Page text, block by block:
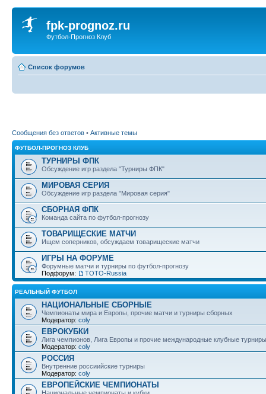
fpk-prognoz.ru
Футбол-Прогноз Клуб
Список форумов
Сообщения без ответов • Активные темы
ФУТБОЛ-ПРОГНОЗ КЛУБ
ТУРНИРЫ ФПК
Обсуждение игр раздела "Турниры ФПК"
МИРОВАЯ СЕРИЯ
Обсуждение игр раздела "Мировая серия"
СБОРНАЯ ФПК
Команда сайта по футбол-прогнозу
ТОВАРИЩЕСКИЕ МАТЧИ
Ищем соперников, обсуждаем товарищеские матчи
ИГРЫ НА ФОРУМЕ
Форумные матчи и турниры по футбол-прогнозу
Подфорум:
ТОТО-Russia
РЕАЛЬНЫЙ ФУТБОЛ
НАЦИОНАЛЬНЫЕ СБОРНЫЕ
Чемпионаты мира и Европы, прочие матчи и турниры сборных
Модератор: coly
ЕВРОКУБКИ
Лига чемпионов, Лига Европы и прочие международные клубные турниры
Модератор: coly
РОССИЯ
Внутренние россиийские турниры
Модератор: coly
ЕВРОПЕЙСКИЕ ЧЕМПИОНАТЫ